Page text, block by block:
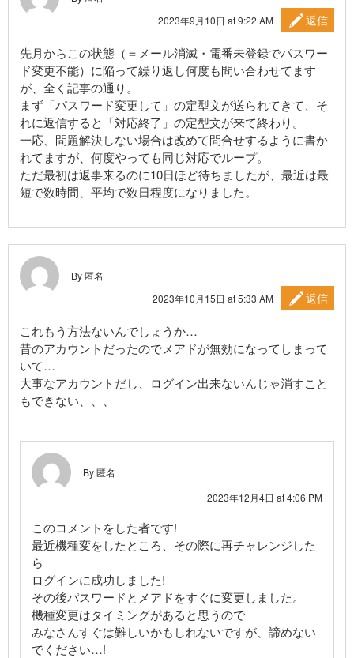
2023年9月10日 at 9:22 AM
返信
先月からこの状態（＝メール消滅・電番未登録でパスワー
ド変更不能）に陥って繰り返し何度も問い合わせてます
が、全く記事の通り。
まず「パスワード変更して」の定型文が送られてきて、そ
れに返信すると「対応終了」の定型文が来て終わり。
一応、問題解決しない場合は改めて問合せするように書か
れてますが、何度やっても同じ対応でループ。
ただ最初は返事来るのに10日ほど待ちましたが、最近は最
短で数時間、平均で数日程度になりました。
By 匿名
2023年10月15日 at 5:33 AM
返信
これもう方法ないんでしょうか…
昔のアカウントだったのでメアドが無効になってしまって
いて…
大事なアカウントだし、ログイン出来ないんじゃ消すこと
もできない、、、
By 匿名
2023年12月4日 at 4:06 PM
このコメントをした者です!
最近機種変をしたところ、その際に再チャレンジした
ら
ログインに成功しました!
その後パスワードとメアドをすぐに変更しました。
機種変更はタイミングがあると思うので
みなさんすぐは難しいかもしれないですが、諦めない
でください…!